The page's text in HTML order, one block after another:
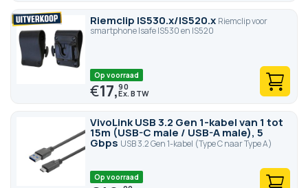
Riemclip IS530.x/IS520.x Riemclip voor
smartphone Isafe IS530 en IS520
Op voorraad
€17,90
VivoLink USB 3.2 Gen 1-kabel van 1 tot
15m (USB-C male / USB-A male), 5
Gbps USB 3.2 Gen 1-kabel (Type C naar Type A)
Op voorraad